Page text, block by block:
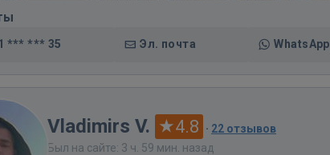
*** *** 35 Эл. почта WhatsApp
Vladimirs V. 4.8 · 22 отзывов
Был на сайте: 3 ч. 59 мин. назад